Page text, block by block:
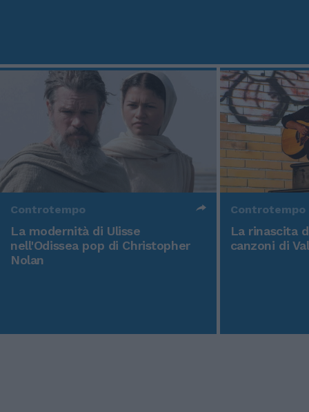
Controtempo
La modernità di Ulisse
nell'Odissea pop di Christopher
Nolan
Controtempo
La rinascita
canzoni di